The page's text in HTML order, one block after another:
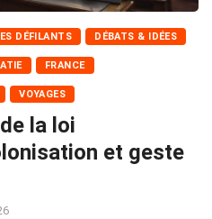
DÉFILANTS DÉBATS & IDÉES
FRANCE
VOYAGES
la loi
et geste